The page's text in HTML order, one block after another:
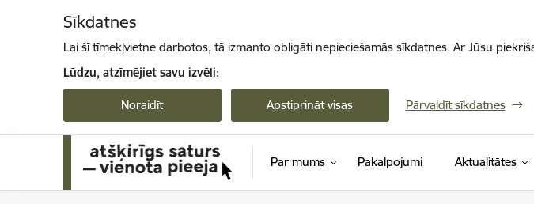
Sīkdatnes
Lai šī tīmekļvietne darbotos, tā izmanto obligāti nepieciešamās sīkdatnes. Ar Jūsu
Lūdzu, atzīmējiet savu izvēli:
Noraidīt Apstiprināt visas Pārvaldīt sīkdatnes
Par mums Pakalpojumi Aktualitātes